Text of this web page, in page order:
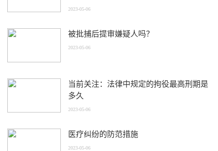
2023-05-06
被批捕后提审嫌疑人吗？
2023-05-06
当前关注：法律中规定的拘役最高刑期是
多久
2023-05-06
医疗纠纷的防范措施
2023-05-06